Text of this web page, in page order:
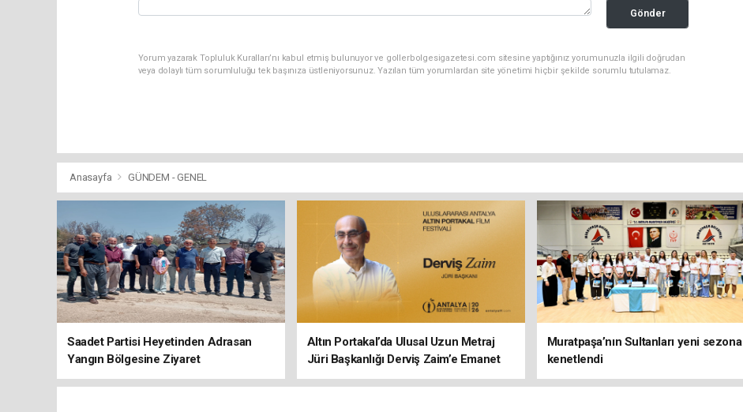
Gönder
Yorum yazarak Topluluk Kuralları’nı kabul etmiş bulunuyor ve gollerbolgesigazetesi.com sitesine yaptığınız yorumunuzla ilgili doğrudan
veya dolaylı tüm sorumluluğu tek başınıza üstleniyorsunuz. Yazılan tüm yorumlardan site yönetimi hiçbir şekilde sorumlu tutulamaz.
Anasayfa GÜNDEM - GENEL
Saadet Partisi Heyetinden Adrasan
Yangın Bölgesine Ziyaret
Altın Portakal’da Ulusal Uzun Metraj
Jüri Başkanlığı Derviş Zaim’e Emanet
Muratpaşa’nın Sultanları yeni sezona
kenetlendi